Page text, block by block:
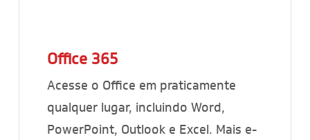
Office 365
Acesse o Office em praticamente
qualquer lugar, incluindo Word,
PowerPoint, Outlook e Excel. Mais e-